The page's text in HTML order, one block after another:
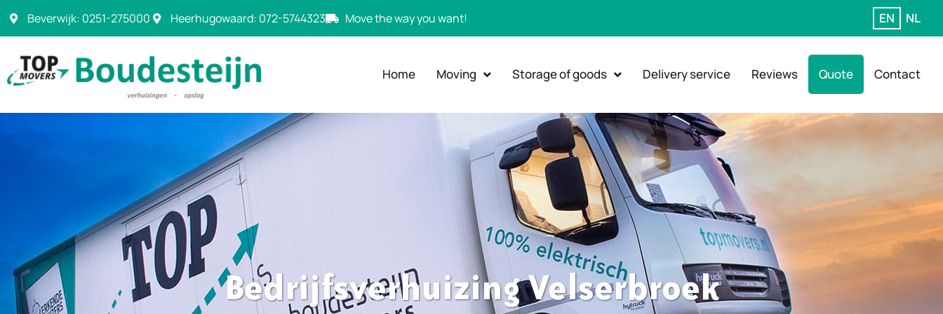
Beverwijk: 0251-275000 Heerhugowaard: 072-5744323 Move the way you want! EN NL
Home Moving Storage of goods Delivery service Reviews Quote Contact
Bedrijfsverhuizing Velserbroek